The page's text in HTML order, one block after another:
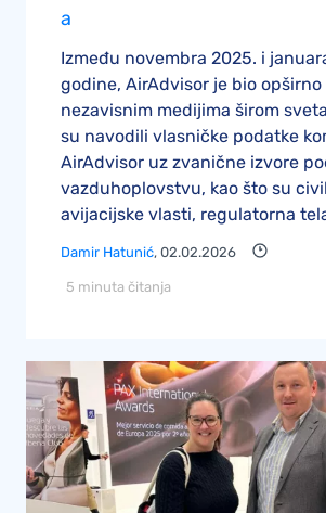
a
Između novembra 2025. i
godine, AirAdvisor je bio
nezavisnim medijima širom
su navodili vlasničke podatke
AirAdvisor uz zvanične izvore
vazduhoplovstvu, kao što su
avijacijske vlasti, regulatorna
Damir Hatunić, 02.02.2026
5 minuta čitanja